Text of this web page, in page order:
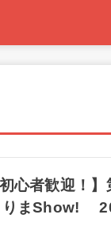
初心者歓迎！
りまShow!